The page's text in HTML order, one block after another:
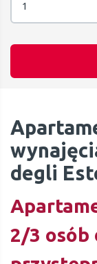
1
degli
2/3 osób